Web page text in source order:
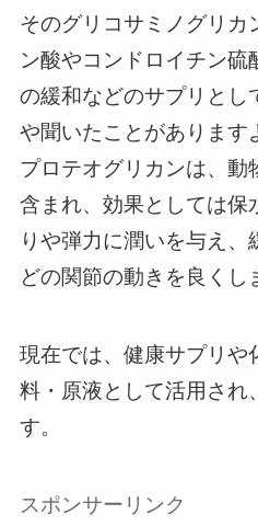
そのグリコサミノグリカ
ン酸やコンドロイチン硫
の緩和などのサプリとし
や聞いたことがあります
プロテオグリカンは、動
含まれ、効果としては保
りや弾力に潤いを与え
どの関節の動きを良くし
現在では、健康サプリや
料・原液として活用され
す。
スポンサーリンク